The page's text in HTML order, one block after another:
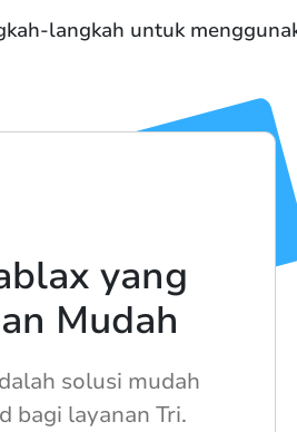
langkah untuk
yang
Mudah
solusi mudah
bagi layanan Tri.